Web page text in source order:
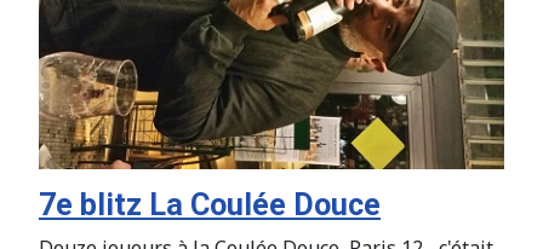
7e blitz La Coulée Douce